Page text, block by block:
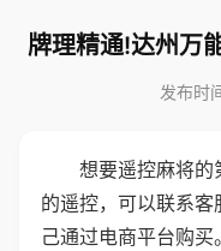
牌理精通!达州万
发布时
想要遥控麻将的
的遥控，可以联系
己通过电商平台购